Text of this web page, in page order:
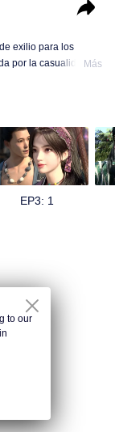
exilio para los
por la casualidad
ve a Bai Qian con
y bondad de Bai
a explorar
y conspiraciones, y
Más
EP3: 1
to our